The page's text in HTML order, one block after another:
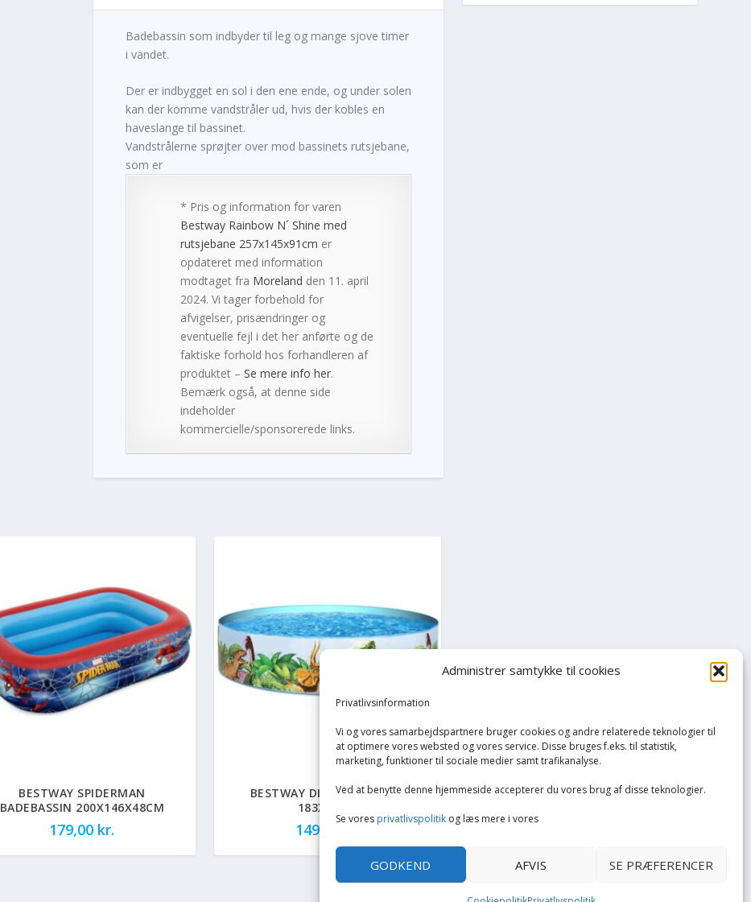
Administrer samtykke til cookies
Privatlivsinformation
Vi og vores samarbejdspartnere bruger cookies og andre relaterede teknologier til
at optimere vores websted og vores service. Disse bruges f.eks. til statistik,
marketing, funktioner til sociale medier samt trafikanalyse.
Ved at benytte denne hjemmeside accepterer du vores brug af disse teknologier.
Se vores privatlivspolitik og læs mere i vores
GODKEND AFVIS SE PRÆFERENCER
Badebassin som indbyder til leg og mange sjove timer
i vandet.
Der er indbygget en sol i den ene ende, og under solen
kan der komme vandstråler ud, hvis der kobles en
haveslange til bassinet.
Vandstrålerne sprøjter over mod bassinets rutsjebane,
som er
* Pris og information for varen
Bestway Rainbow N´ Shine med
rutsjebane 257x145x91cm er
opdateret med information
modtaget fra Moreland den 11. april
2024. Vi tager forbehold for
afvigelser, prisændringer og
eventuelle fejl i det her anførte og de
faktiske forhold hos forhandleren af
produktet – Se mere info her.
Bemærk også, at denne side
indeholder
kommercielle/sponsorerede links.
BESTWAY SPIDERMAN
BADEBASSIN 200X146X48CM
179,00 kr.
BESTWAY DINOSAUR POOL
183X38CM
149,00